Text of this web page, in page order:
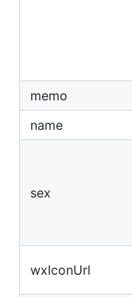
memo
name
sex
wxIconUrl